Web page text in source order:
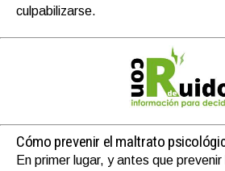
culpabilizarse.
Cómo prevenir el maltrato
En primer lugar, y antes que